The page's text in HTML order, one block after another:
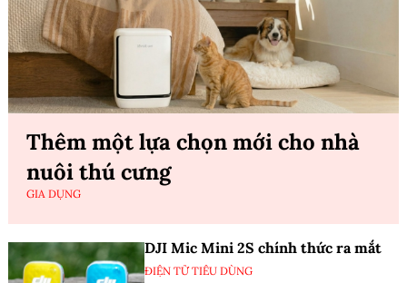
Thêm một lựa chọn mới cho nhà
nuôi thú cưng
GIA DỤNG
DJI Mic Mini 2S chính thức ra mắt
ĐIỆN TỬ TIÊU DÙNG